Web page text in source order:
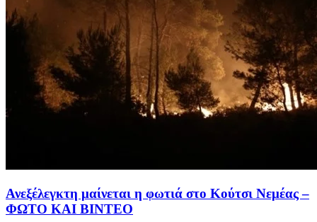
Ανεξέλεγκτη μαίνεται η φωτιά στο Κούτσι Νεμέας –
ΦΩΤΟ ΚΑΙ ΒΙΝΤΕΟ